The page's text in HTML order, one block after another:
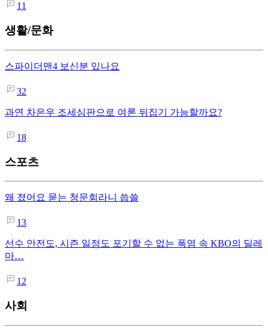
11
생활/문화
스파이더맨4 보신분 있나요
32
과연 차은우 조세심판으로 여론 뒤집기 가능할까요?
18
스포츠
왜 졌어요 묻는 청문회라니 씁쓸
13
선수 안전도, 시즌 일정도 포기할 수 없는 폭염 속 KBO의 딜레
마…
12
사회